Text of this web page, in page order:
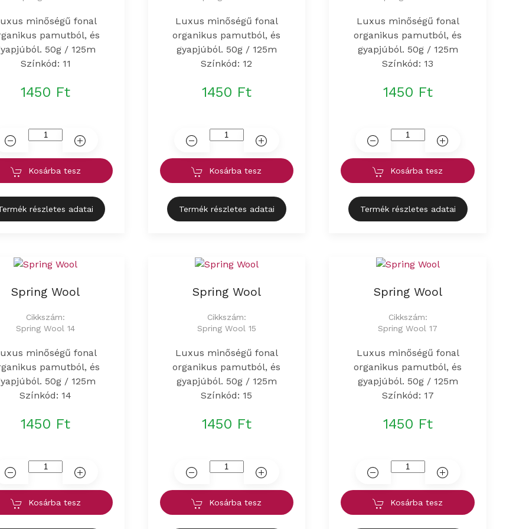
minőségű fonal
pamutból, és
50g / 125m
Színkód: 11
1450 Ft
Kosárba tesz
részletes adatai
Luxus minőségű fonal
organikus pamutból, és
gyapjúból. 50g / 125m
Színkód: 12
1450 Ft
Kosárba tesz
Termék részletes adatai
Luxus minőségű fonal
organikus pamutból, és
gyapjúból. 50g / 125m
Színkód: 13
1450 Ft
Kosárba tesz
Termék részletes adatai
Spring Wool
Cikkszám:
Spring Wool 14
minőségű fonal
pamutból, és
50g / 125m
Színkód: 14
1450 Ft
Kosárba tesz
Spring Wool
Cikkszám:
Spring Wool 15
Luxus minőségű fonal
organikus pamutból, és
gyapjúból. 50g / 125m
Színkód: 15
1450 Ft
Kosárba tesz
Spring Wool
Cikkszám:
Spring Wool 17
Luxus minőségű fonal
organikus pamutból, és
gyapjúból. 50g / 125m
Színkód: 17
1450 Ft
Kosárba tesz